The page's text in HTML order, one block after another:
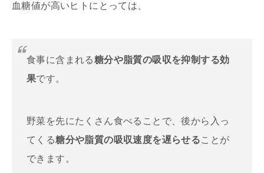
血糖値が高いヒトにとっては、
食事に含まれる糖分や脂質の吸収を抑制する効
果です。
野菜を先にたくさん食べることで、後から入っ
てくる糖分や脂質の吸収速度を遅らせることが
できます。